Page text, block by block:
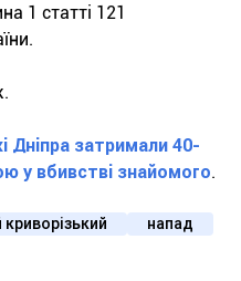
1 статті 121
Дніпра затримали 40-
у вбивстві знайомого.
напад